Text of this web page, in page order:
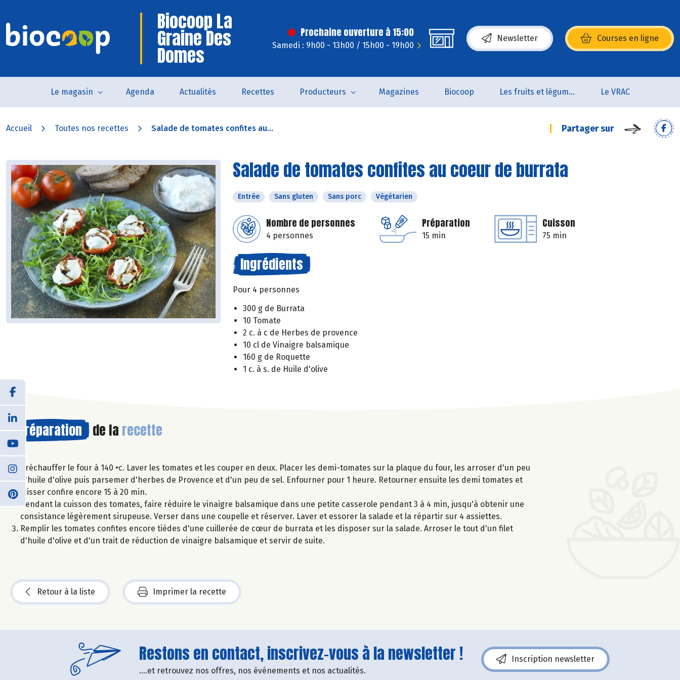
Biocoop La
Graine Des
Domes
Prochaine ouverture à 15:00
Samedi : 9h00 - 13h00 / 15h00 - 19h00
Newsletter Courses en ligne
(s’ouvre dans une nouvelle fenêtre)
Le magasin Agenda Actualités Recettes Producteurs Magazines Biocoop Les fruits et légumes Le VRAC
Accueil Toutes nos recettes Salade de tomates confites au... Partager sur
Salade de tomates confites au coeur de burrata
Entrée Sans gluten Sans porc Végétarien
Nombre de personnes
4 personnes
Préparation
15 min
Cuisson
75 min
Ingrédients
Pour 4 personnes
300 g de Burrata
10 Tomate
2 c. à c de Herbes de provence
10 cl de Vinaigre balsamique
160 g de Roquette
1 c. à s. de Huile d'olive
Préparation de la recette
Préchauffer le four à 140 •c. Laver les tomates et les couper en deux. Placer les demi-tomates sur la plaque du four, les arroser d'un peu
d'huile d'olive puis parsemer d'herbes de Provence et d'un peu de sel. Enfourner pour 1 heure. Retourner ensuite les demi tomates et
laisser confire encore 15 à 20 min.
Pendant la cuisson des tomates, faire réduire le vinaigre balsamique dans une petite casserole pendant 3 à 4 min, jusqu'à obtenir une
consistance légèrement sirupeuse. Verser dans une coupelle et réserver. Laver et essorer la salade et la répartir sur 4 assiettes.
Remplir les tomates confites encore tièdes d'une cuillerée de cœur de burrata et les disposer sur la salade. Arroser le tout d'un filet
d'huile d'olive et d'un trait de réduction de vinaigre balsamique et servir de suite.
Retour à la liste Imprimer la recette
Restons en contact, inscrivez-vous à la newsletter !
....et retrouvez nos offres, nos événements et nos actualités.
Inscription newsletter